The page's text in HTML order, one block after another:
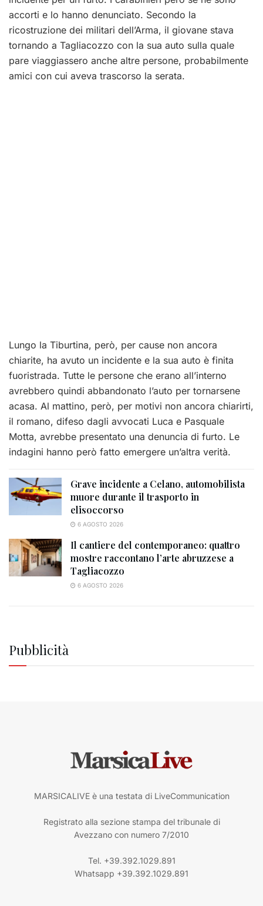
accorti e lo hanno denunciato. Secondo la
ricostruzione dei militari dell’Arma, il giovane stava
tornando a Tagliacozzo con la sua auto sulla quale
pare viaggiassero anche altre persone, probabilmente
amici con cui aveva trascorso la serata.
Lungo la Tiburtina, però, per cause non ancora
chiarite, ha avuto un incidente e la sua auto è finita
fuoristrada. Tutte le persone che erano all’interno
avrebbero quindi abbandonato l’auto per tornarsene
acasa. Al mattino, però, per motivi non ancora chiarirti,
il romano, difeso dagli avvocati Luca e Pasquale
Motta, avrebbe presentato una denuncia di furto. Le
indagini hanno però fatto emergere un’altra verità.
Grave incidente a Celano, automobilista
muore durante il trasporto in
elisoccorso
6 AGOSTO 2026
Il cantiere del contemporaneo: quattro
mostre raccontano l’arte abruzzese a
Tagliacozzo
6 AGOSTO 2026
Pubblicità
MARSICALIVE è una testata di LiveCommunication
Registrato alla sezione stampa del tribunale di
Avezzano con numero 7/2010
Tel. +39.392.1029.891
Whatsapp +39.392.1029.891